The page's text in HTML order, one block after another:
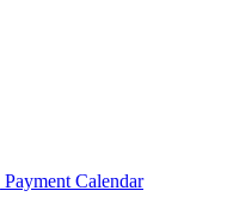
Payment Calendar